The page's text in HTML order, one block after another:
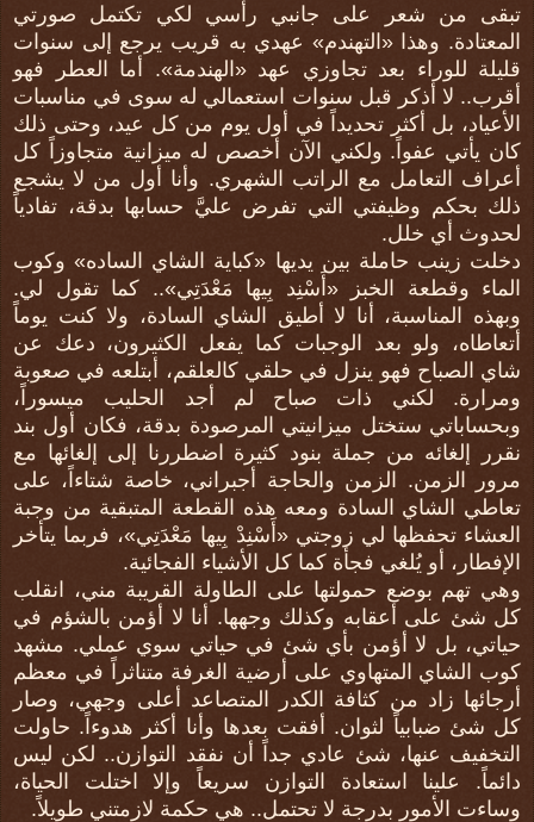
تبقى من شعر على جانبي رأسي لكي تكتمل صورتي
المعتادة. وهذا «التهندم» عهدي به قريب يرجع إلى سنوات
قليلة للوراء بعد تجاوزي عهد «الهندمة». أما العطر فهو
أقرب.. لا أذكر قبل سنوات استعمالي له سوى في مناسبات
الأعياد، بل أكثر تحديداً في أول يوم من كل عيد، وحتى ذلك
كان يأتي عفواً. ولكني الآن أخصص له ميزانية متجاوزاً كل
أعراف التعامل مع الراتب الشهري. وأنا أول من لا يشجع
ذلك بحكم وظيفتي التي تفرض عليَّ حسابها بدقة، تفادياً
لحدوث أي خلل.
دخلت زينب حاملة بين يديها «كباية الشاي الساده» وكوب
الماء وقطعة الخبز «أَسْنِد بِيها مَعْدَتِي».. كما تقول لي.
وبهذه المناسبة، أنا لا أطيق الشاي السادة، ولا كنت يوماً
أتعاطاه، ولو بعد الوجبات كما يفعل الكثيرون، دعك عن
شاي الصباح فهو ينزل في حلقي كالعلقم، أبتلعه في صعوبة
ومرارة. لكني ذات صباح لم أجد الحليب ميسوراً،
وبحساباتي ستختل ميزانيتي المرصودة بدقة، فكان أول بند
نقرر إلغائه من جملة بنود كثيرة اضطررنا إلى إلغائها مع
مرور الزمن. الزمن والحاجة أجبراني، خاصة شتاءاً، على
تعاطي الشاي السادة ومعه هذه القطعة المتبقية من وجبة
العشاء تحفظها لي زوجتي «أَسْنِدْ بِيها مَعْدَتِي»، فربما يتأخر
الإفطار، أو يُلغي فجأة كما كل الأشياء الفجائية.
وهي تهم بوضع حمولتها على الطاولة القريبة مني، انقلب
كل شئ على أعقابه وكذلك وجهها. أنا لا أؤمن بالشؤم في
حياتي، بل لا أؤمن بأي شئ في حياتي سوي عملي. مشهد
كوب الشاي المتهاوي على أرضية الغرفة متناثراً في معظم
أرجائها زاد من كثافة الكدر المتصاعد أعلى وجهي، وصار
كل شئ ضبابياً لثوان. أفقت بعدها وأنا أكثر هدوءاً. حاولت
التخفيف عنها، شئ عادي جداً أن نفقد التوازن.. لكن ليس
دائماً. علينا استعادة التوازن سريعاً وإلا اختلت الحياة،
وساءت الأمور بدرجة لا تحتمل.. هي حكمة لازمتني طويلاً.